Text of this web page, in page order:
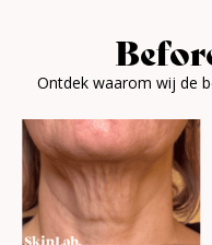
Ontdek waarom wij de